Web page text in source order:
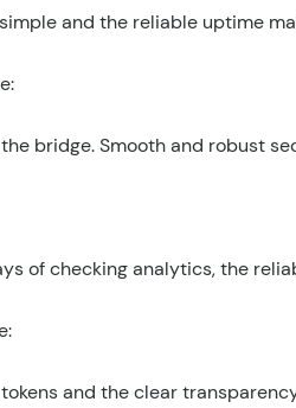
and the reliable uptime
bridge. Smooth and robust
of checking analytics, the
and the clear